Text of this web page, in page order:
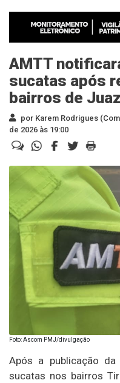
AMTT
sucatas após
bairros de
por Karem Rodrigues
de 2026 às 19:00
Foto: Ascom PMJ/divulgação
Após a publicação
sucatas nos bairros